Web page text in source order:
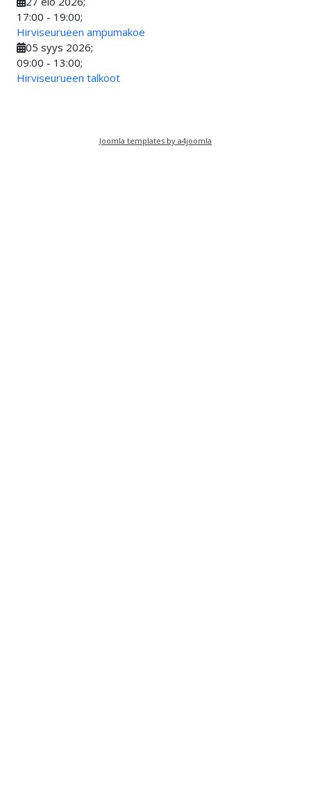
17:00 - 19:00;
Hirviseurueen ampumakoe
05 syys 2026;
09:00 - 13:00;
Hirviseurueen talkoot
Joomla templates by a4joomla